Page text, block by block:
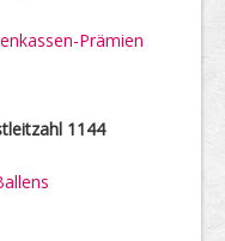
Prämien
1144